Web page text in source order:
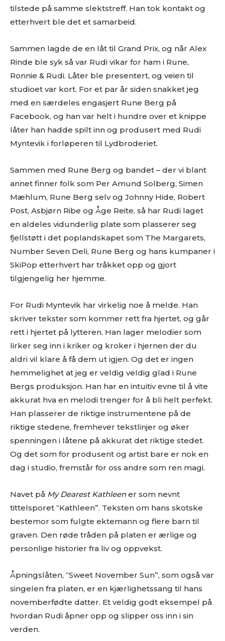
tilstede på samme slektstreff. Han tok kontakt og
etterhvert ble det et samarbeid.
Sammen lagde de en låt til Grand Prix, og når Alex
Rinde ble syk så var Rudi vikar for ham i Rune,
Ronnie & Rudi. Låter ble presentert, og veien til
studioet var kort. For et par år siden snakket jeg
med en særdeles engasjert Rune Berg på
Facebook, og han var helt i hundre over et knippe
låter han hadde spilt inn og produsert med Rudi
Myntevik i forløperen til Lydbroderiet.
Sammen med Rune Berg og bandet – der vi blant
annet finner folk som Per Amund Solberg, Simen
Mæhlum, Rune Berg selv og Johnny Hide, Robert
Post, Asbjørn Ribe og Åge Reite, så har Rudi laget
en aldeles vidunderlig plate som plasserer seg
fjellstøtt i det poplandskapet som The Margarets,
Number Seven Deli, Rune Berg og hans kumpaner i
SkiPop etterhvert har tråkket opp og gjort
tilgjengelig her hjemme.
For Rudi Myntevik har virkelig noe å melde. Han
skriver tekster som kommer rett fra hjertet, og går
rett i hjertet på lytteren. Han lager melodier som
lirker seg inn i kriker og kroker i hjernen der du
aldri vil klare å få dem ut igjen. Og det er ingen
hemmelighet at jeg er veldig veldig glad i Rune
Bergs produksjon. Han har en intuitiv evne til å vite
akkurat hva en melodi trenger for å bli helt perfekt.
Han plasserer de riktige instrumentene på de
riktige stedene, fremhever tekstlinjer og øker
spenningen i låtene på akkurat det riktige stedet.
Og det som for produsent og artist bare er nok en
dag i studio, fremstår for oss andre som ren magi.
Navet på My Dearest Kathleener som nevnt
tittelsporet “Kathleen”. Teksten om hans skotske
bestemor som fulgte ektemann og flere barn til
graven. Den røde tråden på platen er ærlige og
personlige historier fra liv og oppvekst.
Åpningslåten, “Sweet November Sun”, som også var
singelen fra platen, er en kjærlighetssang til hans
novemberfødte datter. Et veldig godt eksempel på
hvordan Rudi åpner opp og slipper oss inn i sin
verden.